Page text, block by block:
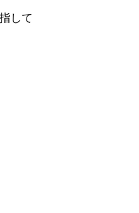
して